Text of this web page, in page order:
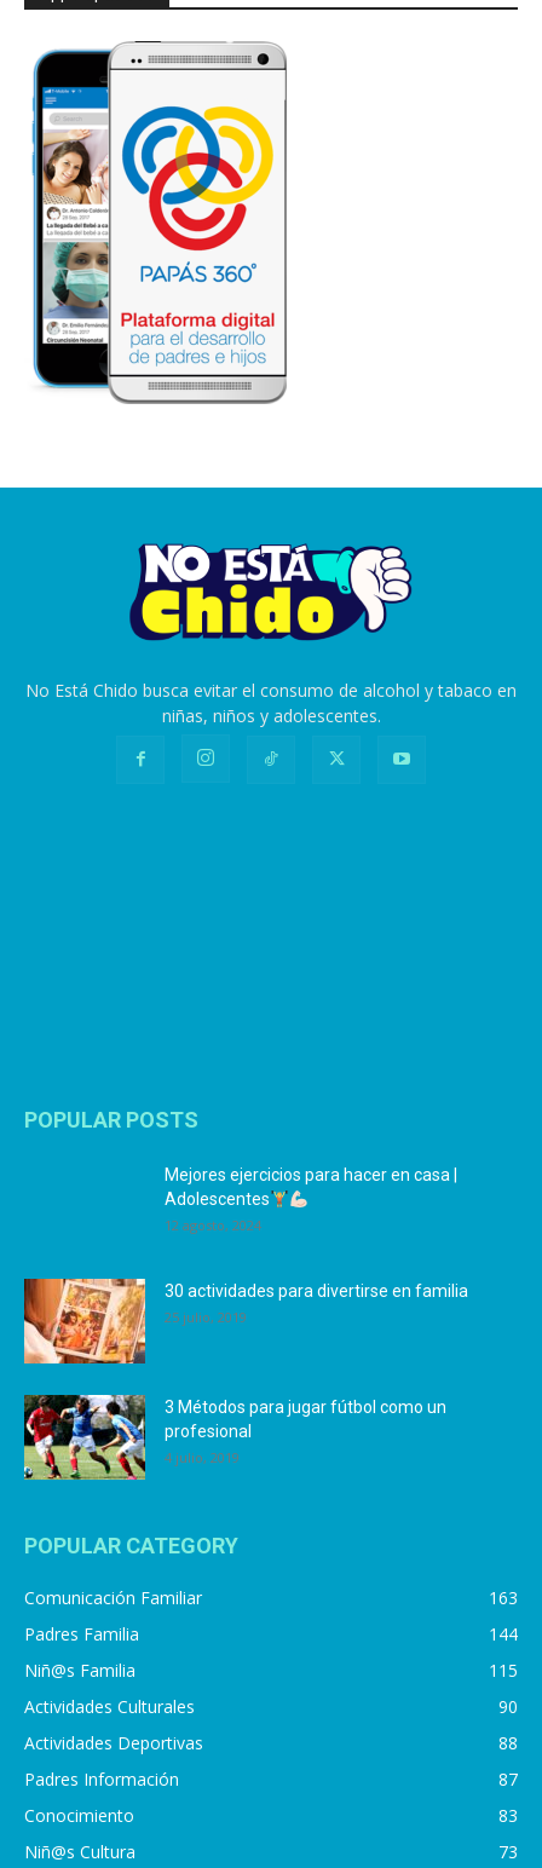
No Está Chido busca evitar el consumo de alcohol y tabaco en
niñas, niños y adolescentes.
POPULAR POSTS
Mejores ejercicios para hacer en casa |
Adolescentes
12 agosto, 2024
30 actividades para divertirse en familia
25 julio, 2019
3 Métodos para jugar fútbol como un
profesional
4 julio, 2019
POPULAR CATEGORY
Comunicación Familiar
163
Padres Familia
144
Niñ@s Familia
115
Actividades Culturales
90
Actividades Deportivas
88
Padres Información
87
Conocimiento
83
Niñ@s Cultura
73